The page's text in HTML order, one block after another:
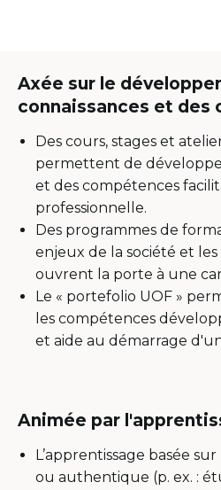
Axée sur le
connaissances et des
Des cours, stages et
permettent de
et des compétences
professionnelle.
Des programmes de
enjeux de la société et
ouvrent la porte à une
Le « portefolio UOF »
les compétences
et aide au démarrage
Animée par
L’apprentissage basée
ou authentique (p. ex. :